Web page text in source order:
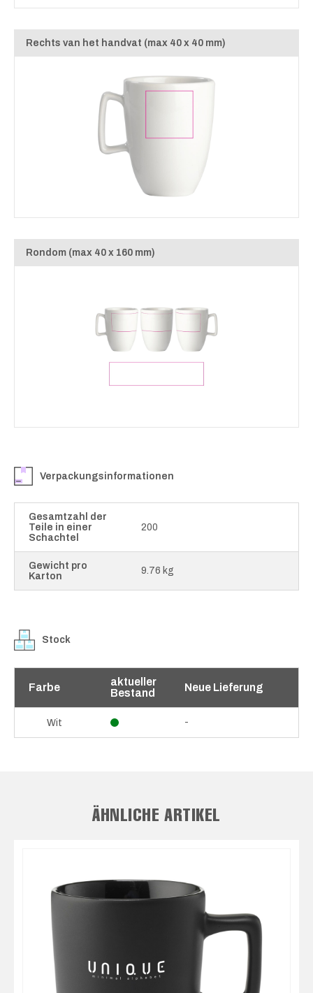
Rechts van het handvat (max 40 x 40 mm)
Rondom (max 40 x 160 mm)
Verpackungsinformationen
Gesamtzahl der
Teile in einer
Schachtel
200
Gewicht pro
Karton
9.76 kg
Stock
Farbe
aktueller
Bestand
Neue Lieferung
Wit -
ÄHNLICHE ARTIKEL